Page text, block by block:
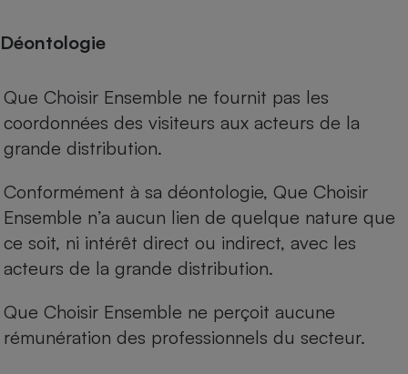
Déontologie
Que Choisir Ensemble ne fournit pas les
coordonnées des visiteurs aux acteurs de la
grande distribution.
Conformément à sa déontologie, Que Choisir
Ensemble n’a aucun lien de quelque nature que
ce soit, ni intérêt direct ou indirect, avec les
acteurs de la grande distribution.
Que Choisir Ensemble ne perçoit aucune
rémunération des professionnels du secteur.